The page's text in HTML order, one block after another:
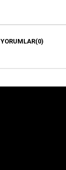
YORUMLAR(0)